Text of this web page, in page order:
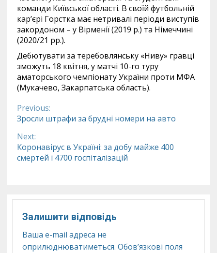
команди Київської області. В своїй футбольній
кар’єрі Горстка має нетривалі періоди виступів
закордоном – у Вірменії (2019 р.) та Німеччині
(2020/21 рр.).
Дебютувати за теребовлянську «Ниву» гравці
зможуть 18 квітня, у матчі 10-го туру
аматорського чемпіонату України проти МФА
(Мукачево, Закарпатська область).
Continue
Reading
Previous:
Зросли штрафи за брудні номери на авто
Next:
Коронавірус в Україні: за добу майже 400
смертей і 4700 госпіталізацій
Залишити відповідь
Ваша e-mail адреса не
оприлюднюватиметься. Обов’язкові поля